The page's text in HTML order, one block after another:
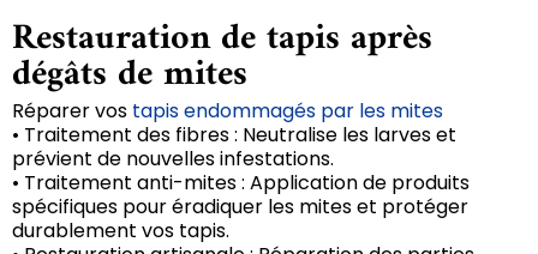
Restauration de tapis après
dégâts de mites
Réparer vos tapis endommagés par les mites
• Traitement des fibres : Neutralise les larves et
prévient de nouvelles infestations.
• Traitement anti-mites : Application de produits
spécifiques pour éradiquer les mites et protéger
durablement vos tapis.